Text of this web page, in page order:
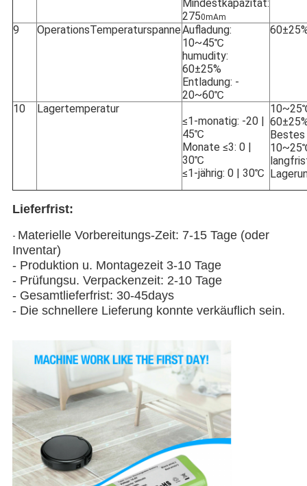
Mindestkapazität:
2750mAm
9 OperationsTemperaturspanneAufladung:
10~45℃
humudity:
60±25%
Entladung: -
20~60℃
10
Lagertemperatur
≤1-monatig: -20 |
45℃
Monate ≤3: 0 |
30℃
≤1-jährig: 0 | 30℃
Bestes
Lieferfrist:
- Materielle Vorbereitungs-Zeit: 7-15 Tage (oder
Inventar)
- Produktion u. Montagezeit 3-10 Tage
- Prüfungsu. Verpackenzeit: 2-10 Tage
- Gesamtlieferfrist: 30-45days
- Die schnellere Lieferung konnte verkäuflich sein.